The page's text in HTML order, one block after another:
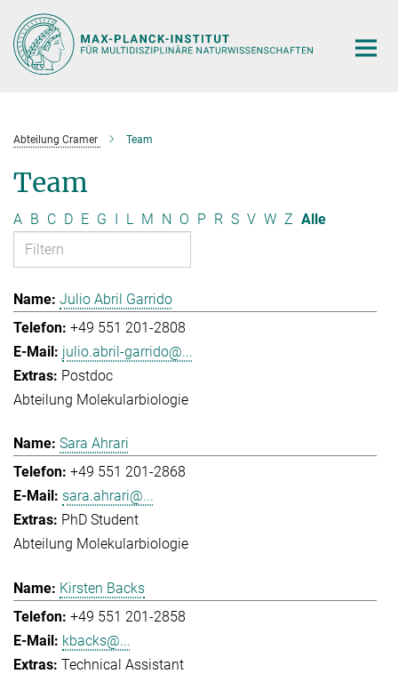
Hauptinhalt
Abteilung Cramer Team
Team
A B C D E G I L M N O P R S V W Z Alle
Julio Abril Garrido
+49 551 201-2808
julio.abril-garrido@...
Postdoc
Abteilung Molekularbiologie
Sara Ahrari
+49 551 201-2868
sara.ahrari@...
PhD Student
Abteilung Molekularbiologie
Kirsten Backs
+49 551 201-2858
kbacks@...
Technical Assistant